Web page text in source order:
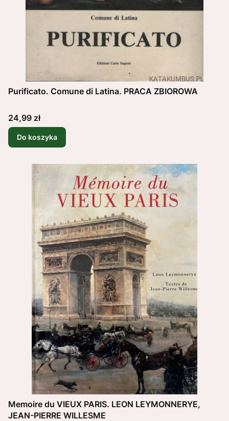
Purificato. Comune di Latina. PRACA ZBIOROWA
Cena
24,99 zł
Do koszyka
Memoire du VIEUX PARIS. LEON LEYMONNERYE,
JEAN-PIERRE WILLESME